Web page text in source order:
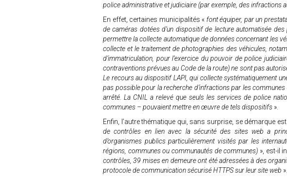
police administrative et judiciaire (par exemple, des infractions
En effet, certaines municipalités « font équiper, par un
de caméras dotées d’un dispositif de lecture automatisée des
permettre la collecte automatique de données concernant les
collecte et le traitement de photographies des véhicules,
d’immatriculation, pour l’exercice du pouvoir de police
contraventions prévues au Code de la route) ne sont pas
Le recours au dispositif LAPI, qui collecte systématiquement
pas possible pour la recherche d’infractions par les communes
arrêté. La CNIL a relevé que seuls les services de police
communes – pouvaient mettre en œuvre de tels dispositifs ».
Enfin, l’autre thématique qui, sans surprise, se démarque
de contrôles en lien avec la sécurité des sites web a
d’organismes publics particulièrement visités par les
régions, communes ou communautés de communes) », est-il
contrôles, 39 mises en demeure ont été adressées à des
protocole de communication sécurisé HTTPS sur leur site web ».